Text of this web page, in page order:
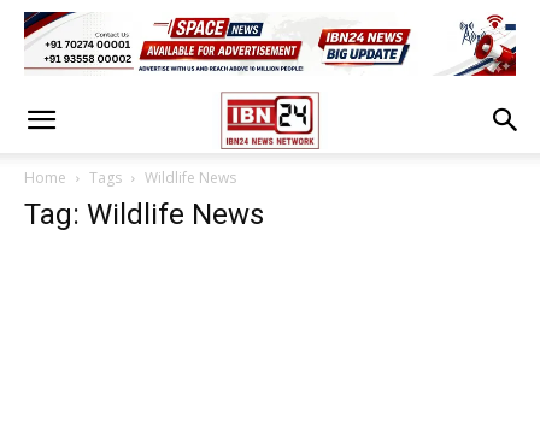
Home Tags Wildlife News
Tag: Wildlife News